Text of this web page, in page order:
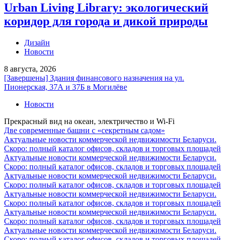
Urban Living Library: экологический
коридор для города и дикой природы
Дизайн
Новости
8 августа, 2026
[Завершены] Здания финансового назначения на ул.
Пионерская, 37А и 37Б в Могилёве
Новости
Прекрасный вид на океан, электричество и Wi-Fi
Две современные башни с «секретным садом»
Актуальные новости коммерческой недвижимости Беларуси.
Скоро: полный каталог офисов, складов и торговых площадей
Актуальные новости коммерческой недвижимости Беларуси.
Скоро: полный каталог офисов, складов и торговых площадей
Актуальные новости коммерческой недвижимости Беларуси.
Скоро: полный каталог офисов, складов и торговых площадей
Актуальные новости коммерческой недвижимости Беларуси.
Скоро: полный каталог офисов, складов и торговых площадей
Актуальные новости коммерческой недвижимости Беларуси.
Скоро: полный каталог офисов, складов и торговых площадей
Актуальные новости коммерческой недвижимости Беларуси.